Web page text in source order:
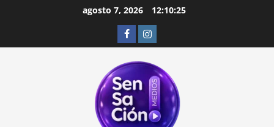
agosto 7, 2026 12:10:26
FacebookInstagram